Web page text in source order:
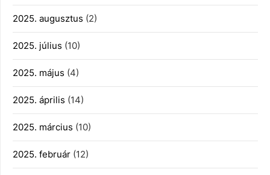
2025. augusztus (2)
2025. július (10)
2025. május (4)
2025. április (14)
2025. március (10)
2025. február (12)